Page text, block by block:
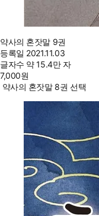
약사의 혼잣말 9권
등록일 2021.11.03
글자수 약 15.4만 자
7,000원
약사의 혼잣말 8권 선택